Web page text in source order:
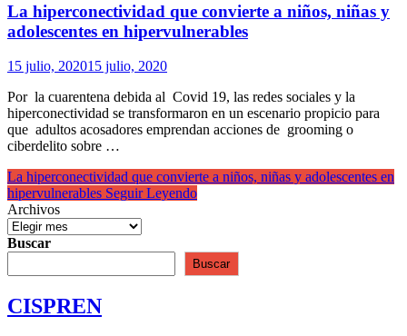
La hiperconectividad que convierte a niños, niñas y
adolescentes en hipervulnerables
15 julio, 202015 julio, 2020
Por la cuarentena debida al Covid 19, las redes sociales y la
hiperconectividad se transformaron en un escenario propicio para
que adultos acosadores emprendan acciones de grooming o
ciberdelito sobre …
La hiperconectividad que convierte a niños, niñas y adolescentes en
hipervulnerables Seguir Leyendo
Archivos
Buscar
Buscar
CISPREN